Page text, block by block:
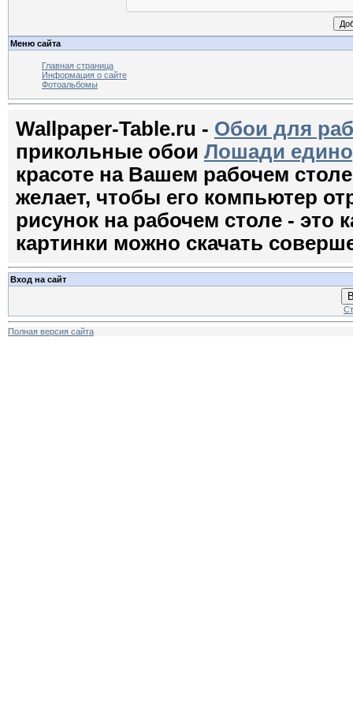
Меню сайта
Главная страница
Информация о сайте
Фотоальбомы
Wallpaper-Table.ru - Обои для
прикольные обои Лошади
красоте на Вашем рабочем
желает, чтобы его компьютер
рисунок на рабочем столе - это
картинки можно скачать
Вход на сайт
Полная версия сайта